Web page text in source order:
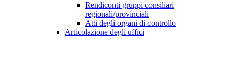
Rendiconti gruppi consiliari
regionali/provinciali
Atti degli organi di controllo
Articolazione degli uffici